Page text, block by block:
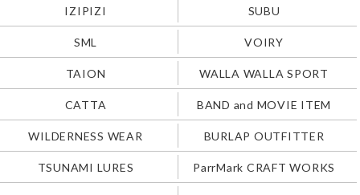
IZIPIZI SUBU
SML VOIRY
TAION WALLA WALLA SPORT
CATTA BAND and MOVIE ITEM
WILDERNESS WEAR BURLAP OUTFITTER
TSUNAMI LURES ParrMark CRAFT WORKS